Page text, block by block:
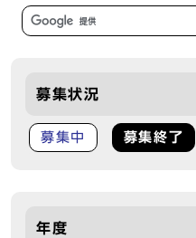
募集状況
募集中 募集終了
年度